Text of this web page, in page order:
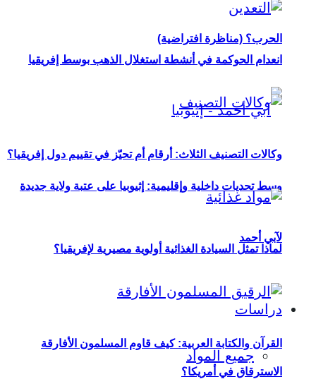
الحرب؟ (مناظرة افتراضية)
وسط تحديات داخلية وإقليمية: إثيوبيا على عتبة ولاية جديدة
لآبي أحمد
دراسات
جميع المواد
انعدام الحوكمة في أنشطة استغلال الذهب بوسط إفريقيا
وكالات التصنيف الثلاث: أرقام أم تحيّز في تقييم دول إفريقيا؟
لماذا تمثل السيادة الغذائية أولوية مصيرية لإفريقيا؟
القرآن والكتابة العربية: كيف قاوم المسلمون الأفارقة
الاسترقاق في أمريكا؟